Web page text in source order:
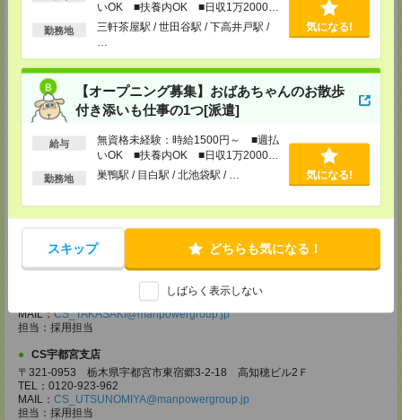
いOK ■扶養内OK ■日収1万2000円
以上
勤務地
三軒茶屋駅 / 世田谷駅 / 下高井戸駅 /
気になる!
【オープニング募集】おばあちゃんのお散歩
付き添いも仕事の1つ[派遣]
給与
無資格未経験：時給1500円～ ■週払
いOK ■扶養内OK ■日収1万2000円
以上
勤務地 巣鴨駅 / 目白駅 / 北池袋駅 / … 気になる!
スキップ どちらも気になる！
しばらく表示しない
東京都立川市曙町2-34-7 ファーレイーストビル 8F
MAIL：CS_TACHIKAWA@manpowergroup.jp
CS横浜支店
〒220-8136
神奈川県横浜市西区みなとみらい 2-2-1 横浜ランドマークタワー36F
TEL：0120-659-459
担当：採用担当
CS大宮支店
〒330-0854 埼玉県さいたま市大宮区桜木町 1-10-16 シーノ大宮ノース
ウイング 9階
TEL：0120-769-355
MAIL：
CS_OMIYA@manpowergroup.jp
担当：採用担当
CS高崎支店
〒370-0831 群馬県高崎市あら町167 高崎第一生命ビルディング11Ｆ
MAIL：CS_TAKASAKI@manpowergroup.jp
担当：採用担当
CS宇都宮支店
〒321-0953 栃木県宇都宮市東宿郷3-2-18 高知穂ビル2Ｆ
TEL：0120-923-962
MAIL： CS_UTSUNOMIYA@manpowergroup.jp
担当：採用担当